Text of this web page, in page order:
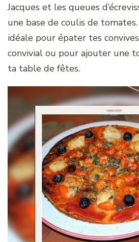
Jacques et les queues
une base de coulis de
idéale pour épater tes
convivial ou pour ajouter une
ta table de fêtes.